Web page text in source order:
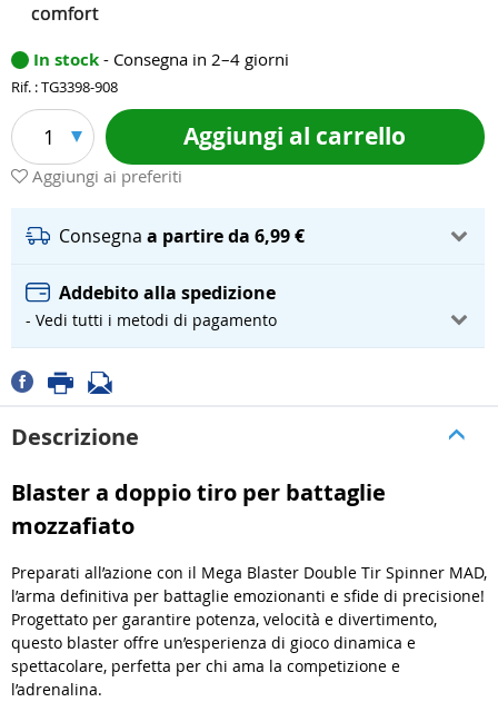
comfort
In stock - Consegna in 2–4 giorni
Rif. : TG3398-908
1 Aggiungi al carrello
Aggiungi ai preferiti
Consegna a partire da 6,99 €
Addebito alla spedizione
- Vedi tutti i metodi di pagamento
Descrizione
Blaster a doppio tiro per battaglie
mozzafiato
Preparati all’azione con il Mega Blaster Double Tir Spinner MAD,
l’arma definitiva per battaglie emozionanti e sfide di precisione!
Progettato per garantire potenza, velocità e divertimento,
questo blaster offre un’esperienza di gioco dinamica e
spettacolare, perfetta per chi ama la competizione e
l’adrenalina.